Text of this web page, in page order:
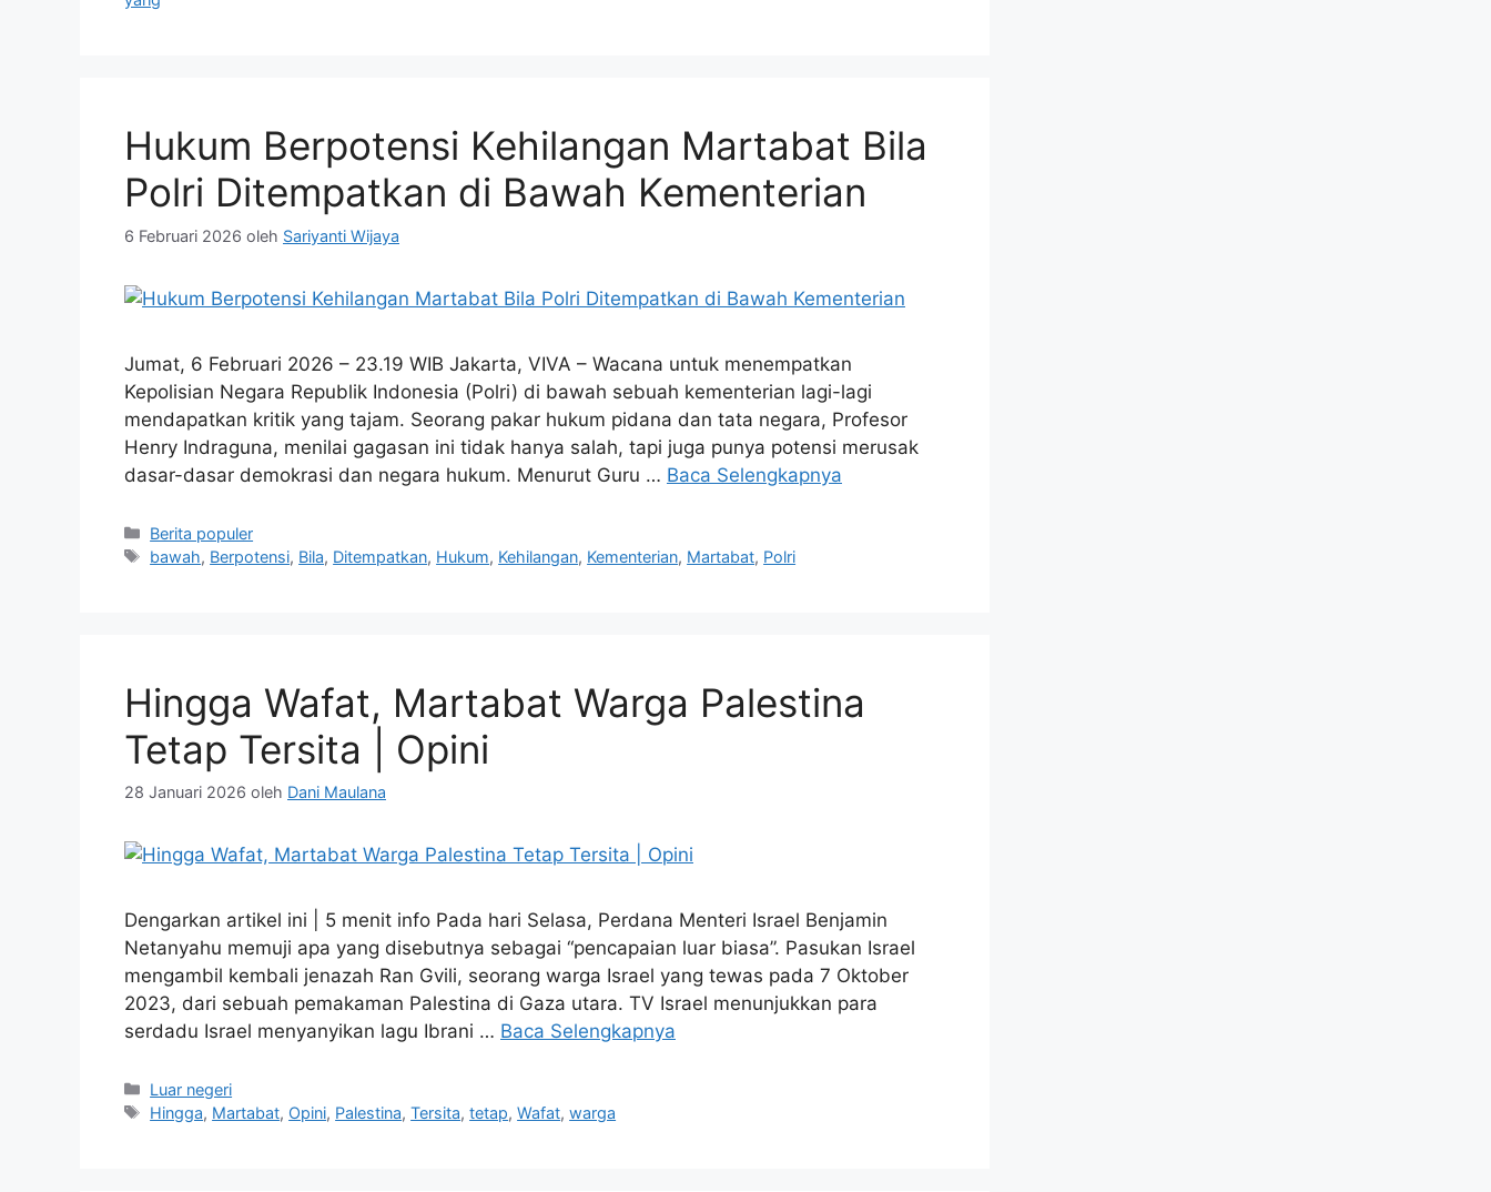
Hukum Berpotensi Kehilangan Martabat Bila
Polri Ditempatkan di Bawah Kementerian
6 Februari 2026 oleh Sariyanti Wijaya
Jumat, 6 Februari 2026 – 23.19 WIB Jakarta, VIVA – Wacana untuk menempatkan
Kepolisian Negara Republik Indonesia (Polri) di bawah sebuah kementerian lagi-lagi
mendapatkan kritik yang tajam. Seorang pakar hukum pidana dan tata negara, Profesor
Henry Indraguna, menilai gagasan ini tidak hanya salah, tapi juga punya potensi merusak
dasar-dasar demokrasi dan negara hukum. Menurut Guru … Baca Selengkapnya
Kategori
Berita populer
Tag
bawah, Berpotensi, Bila, Ditempatkan, Hukum, Kehilangan, Kementerian, Martabat, Polri
Hingga Wafat, Martabat Warga Palestina
Tetap Tersita | Opini
28 Januari 2026 oleh Dani Maulana
Dengarkan artikel ini | 5 menit info Pada hari Selasa, Perdana Menteri Israel Benjamin
Netanyahu memuji apa yang disebutnya sebagai “pencapaian luar biasa”. Pasukan Israel
mengambil kembali jenazah Ran Gvili, seorang warga Israel yang tewas pada 7 Oktober
2023, dari sebuah pemakaman Palestina di Gaza utara. TV Israel menunjukkan para
serdadu Israel menyanyikan lagu Ibrani … Baca Selengkapnya
Kategori
Luar negeri
Tag
Hingga, Martabat, Opini, Palestina,Tersita,tetap,Wafat,warga